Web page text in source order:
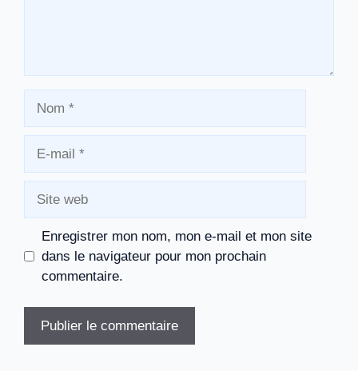
Enregistrer mon nom, mon e-mail et mon site
dans le navigateur pour mon prochain
commentaire.